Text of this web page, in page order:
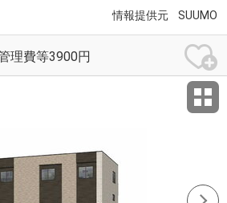
情報提供元 SUUMO
理費等3900円